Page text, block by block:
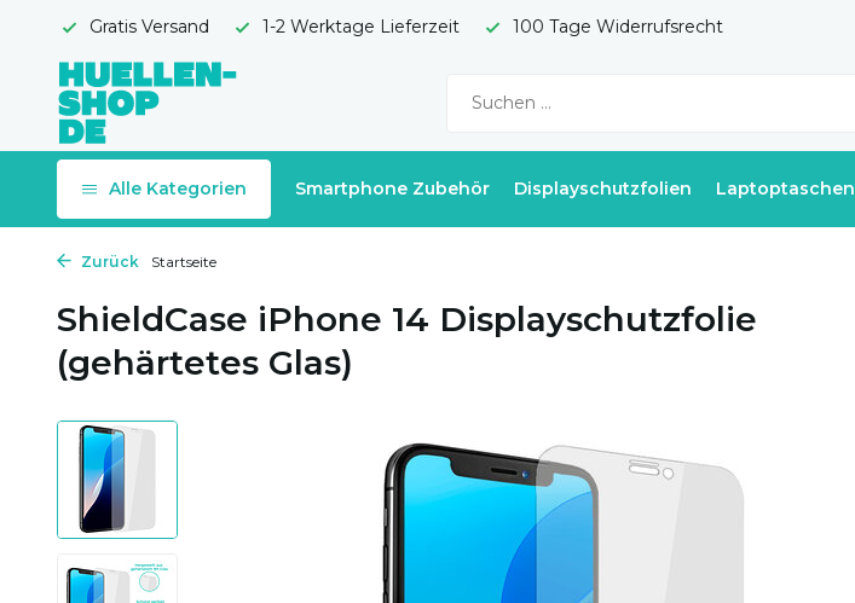
Gratis Versand 1-2 Werktage Lieferzeit 100 Tage Widerrufsrecht
Alle Kategorien Smartphone Zubehör Displayschutzfolien Laptoptaschen
Zurück Startseite
ShieldCase iPhone 14 Displayschutzfolie
(gehärtetes Glas)